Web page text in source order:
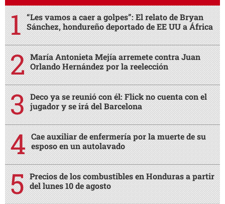
“Les vamos a caer a golpes”: El relato de Bryan
Sánchez, hondureño deportado de EE UU a África
María Antonieta Mejía arremete contra Juan
Orlando Hernández por la reelección
Deco ya se reunió con él: Flick no cuenta con el
jugador y se irá del Barcelona
Cae auxiliar de enfermería por la muerte de su
esposo en un autolavado
Precios de los combustibles en Honduras a partir
del lunes 10 de agosto